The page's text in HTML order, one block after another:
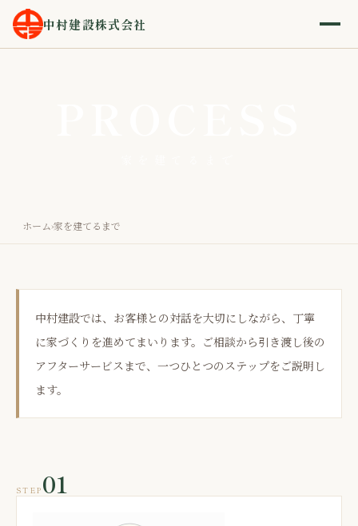
中村建設株式会社
ホーム›家を建てるまで
中村建設では、お客様との対話を大切にしながら、丁寧
に家づくりを進めてまいります。ご相談から引き渡し後の
アフターサービスまで、一つひとつのステップをご説明し
ます。
STEP 01